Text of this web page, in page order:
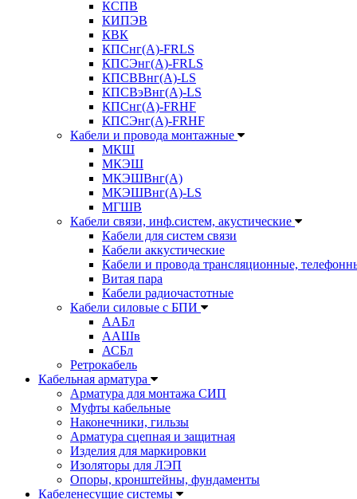
КСПВ
КИПЭВ
КВК
КПСнг(А)-FRLS
КПСЭнг(А)-FRLS
КПСВВнг(А)-LS
КПСВэВнг(А)-LS
КПСнг(А)-FRHF
КПСЭнг(А)-FRHF
Кабели и провода монтажные
МКШ
МКЭШ
МКЭШВнг(А)
МКЭШВнг(А)-LS
МГШВ
Кабели связи, инф.систем, акустические
Кабели для систем связи
Кабели аккустические
Кабели и провода трансляционные,
Витая пара
Кабели радиочастотные
Кабели силовые с БПИ
ААБл
ААШв
АСБл
Ретрокабель
Кабельная арматура
Арматура для монтажа СИП
Муфты кабельные
Наконечники, гильзы
Арматура сцепная и защитная
Изделия для маркировки
Изоляторы для ЛЭП
Опоры, кронштейны, фундаменты
Кабеленесущие системы